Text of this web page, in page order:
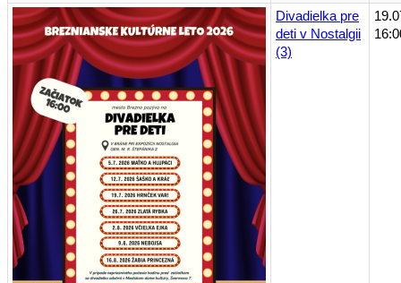
Divadielka pre
deti v Nostalgii
(3)